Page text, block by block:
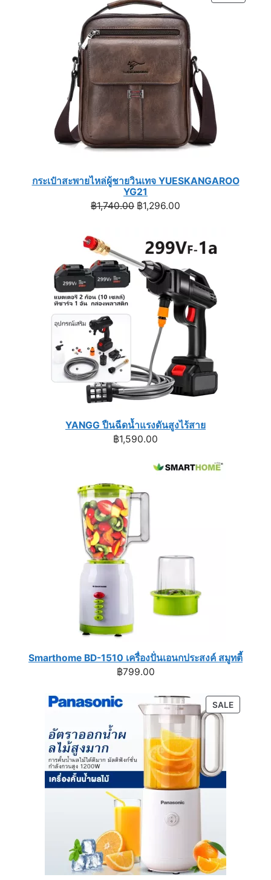
ON
กระเป๋าสะพายไหล่ผู้ชายวินเทจ YUESKANGAROO
YG21
฿1,740.00 Original
฿1,740.00.
฿1,296.00
฿1,296.00.
YANGG ปืนฉีดน้ำแรงดันสูงไร้สาย
฿1,590.00
Smarthome BD-1510 เครื่องปั่นเอนกประสงค์ สมูทตี้
฿799.00
SALE
ON